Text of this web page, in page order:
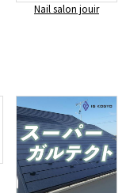
Nail salon jouir